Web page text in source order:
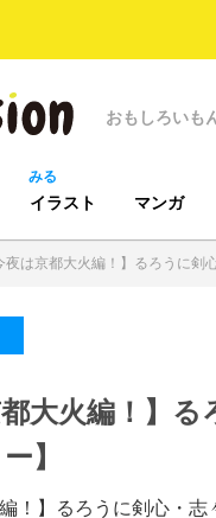
おもしろいも
みる
イラスト マンガ
夜は京都大火編！】るろうに剣
都大火編！】
】